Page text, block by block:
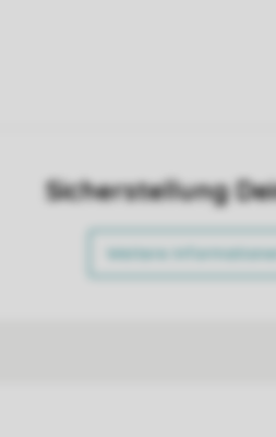
Sicherstellung
Weitere